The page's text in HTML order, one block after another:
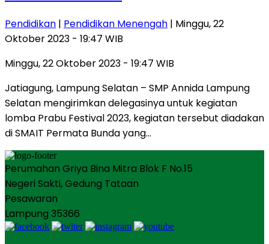
Pendidikan | Pendidikan Menengah | Minggu, 22
Oktober 2023 - 19:47 WIB
Minggu, 22 Oktober 2023 - 19:47 WIB
Jatiagung, Lampung Selatan – SMP Annida Lampung
Selatan mengirimkan delegasinya untuk kegiatan
lomba Prabu Festival 2023, kegiatan tersebut diadakan
di SMAIT Permata Bunda yang…
Perumahan Griya Bina Mitra Blok F No.15
Negeri Sakti, Gedung Tataan
Pesawaran
Lampung 35366